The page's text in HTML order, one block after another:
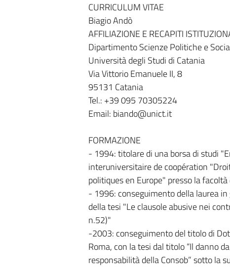
CURRICULUM VITAE
Biagio Andò
AFFILIAZIONE E RECAPITI
Dipartimento Scienze Politiche e
Università degli Studi di Catania
Via Vittorio Emanuele II, 8
95131 Catania
Tel.: +39 095 70305224
Email: biando@unict.it
FORMAZIONE
- 1994: titolare di una borsa di studi
interuniversitaire de coopération
politiques en Europe" presso la
- 1996: conseguimento della laurea
della tesi "Le clausole abusive nei
n.52)"
-2003: conseguimento del titolo di
Roma, con la tesi dal titolo “Il danno
responsabilità della Consob” sotto la